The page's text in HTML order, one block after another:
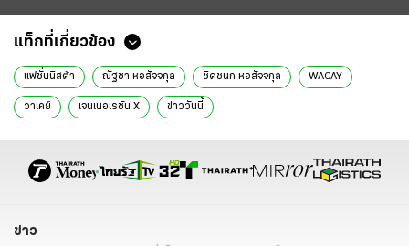
แท็กที่เกี่ยวข้อง
แฟชั่นนิสต้า ณัฐชา หอสัจจกุล ชิดชนก หอสัจจกุล WACAY
วาเคย์ เจนเนอเรชัน X ข่าววันนี้
ข่าว